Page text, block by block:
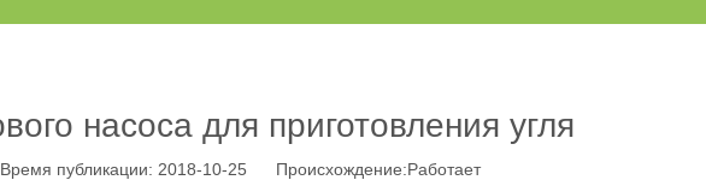
насоса для приготовления угля
публикации: 2018-10-25 Происхождение:Работает